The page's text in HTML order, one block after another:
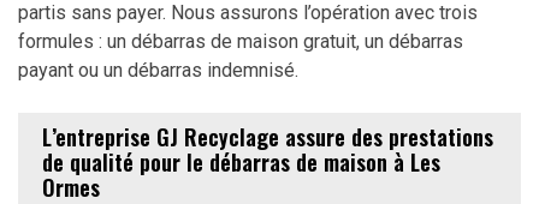
partis sans payer. Nous assurons l’opération avec trois
formules : un débarras de maison gratuit, un débarras
payant ou un débarras indemnisé.
L’entreprise GJ Recyclage assure des prestations
de qualité pour le débarras de maison à Les
Ormes